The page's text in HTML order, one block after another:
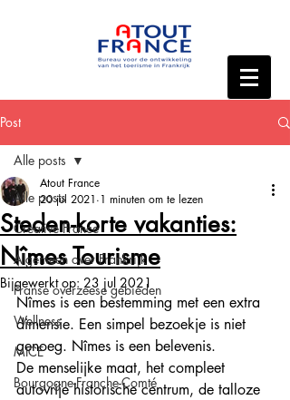
Post
Alle posts
Creative France
Algemeen over Frankrijk
Franse overzeese gebieden
Wellness
MICE
Bourgogne-Franche-Comté
Alle posts
Steden-korte vakanties:
Nîmes Tourisme
Atout France
20 jul 2021 1 minuten om te lezen
Bijgewerkt op: 23 jul 2021
Nîmes is een bestemming met een extra
dimensie. Een simpel bezoekje is niet
genoeg. Nîmes is een belevenis.
De menselijke maat, het compleet
autovrije historische centrum, de talloze